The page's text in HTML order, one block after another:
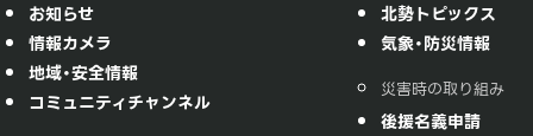
お知らせ
情報カメラ
地域・安全情報
コミュニティチャンネル
北勢トピックス
気象・防災情報
災害時の取り組み
後援名義申請